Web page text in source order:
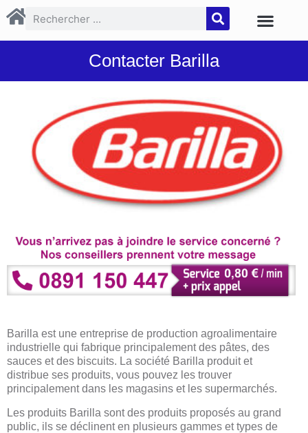
Contacter Barilla
Barilla est une entreprise de production agroalimentaire
industrielle qui fabrique principalement des pâtes, des
sauces et des biscuits. La société Barilla produit et
distribue ses produits, vous pouvez les trouver
principalement dans les magasins et les supermarchés.
Les produits Barilla sont des produits proposés au grand
public, ils se déclinent en plusieurs gammes et types de